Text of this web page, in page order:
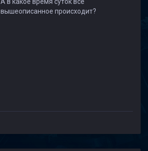
вышеописанное происходит?